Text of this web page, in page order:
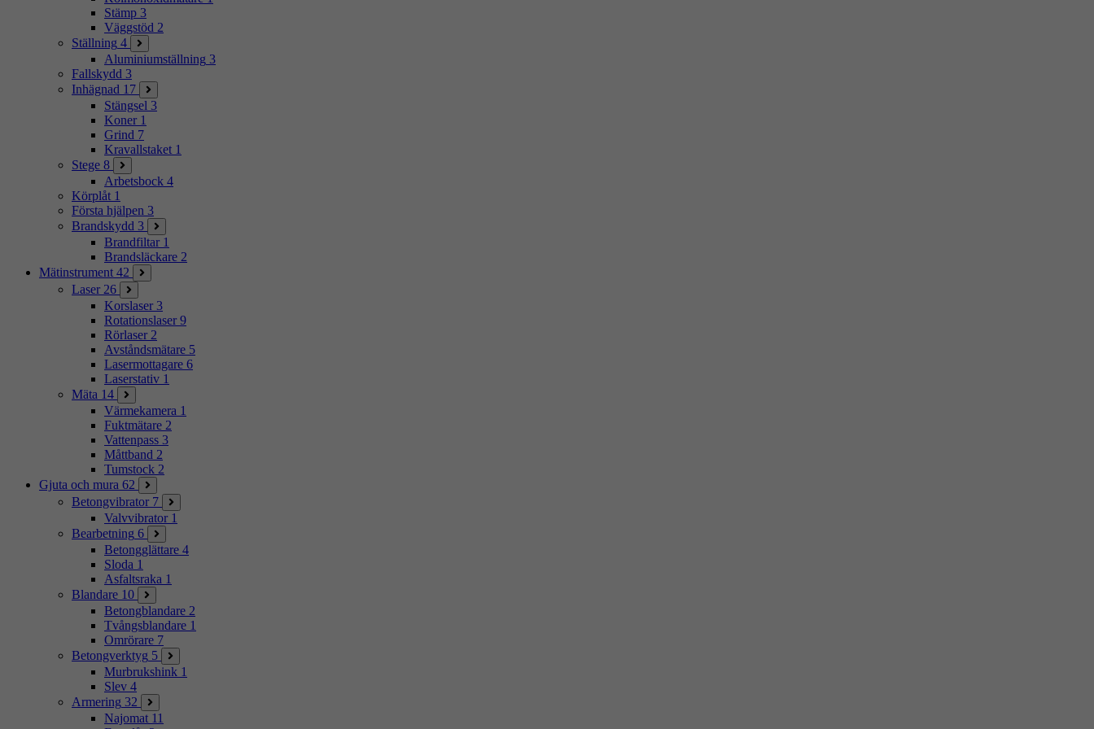
Stämp 3
Väggstöd 2
Ställning 4
Aluminiumställning 3
Fallskydd 3
Inhägnad 17
Stängsel 3
Koner 1
Grind 7
Kravallstaket 1
Stege 8
Arbetsbock 4
Körplåt 1
Första hjälpen 3
Brandskydd 3
Brandfiltar 1
Brandsläckare 2
Mätinstrument 42
Laser 26
Korslaser 3
Rotationslaser 9
Rörlaser 2
Avståndsmätare 5
Lasermottagare 6
Laserstativ 1
Mäta 14
Värmekamera 1
Fuktmätare 2
Vattenpass 3
Måttband 2
Tumstock 2
Gjuta och mura 62
Betongvibrator 7
Valvvibrator 1
Bearbetning 6
Betongglättare 4
Sloda 1
Asfaltsraka 1
Blandare 10
Betongblandare 2
Tvångsblandare 1
Omrörare 7
Betongverktyg 5
Murbrukshink 1
Slev 4
Armering 32
Najomat 11